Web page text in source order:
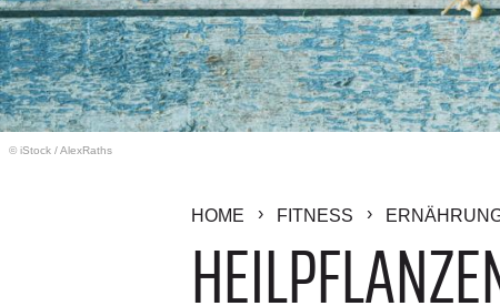
© iStock /AlexRaths
HOME FITNESS